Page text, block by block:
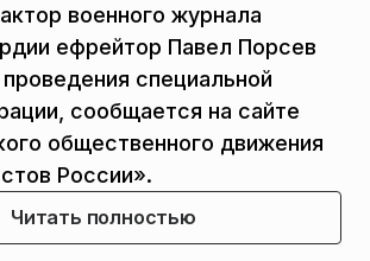
военного журнала
ефрейтор Павел Порсев
проведения специальной
сообщается на сайте
общественного движения
России».
Читать полностью